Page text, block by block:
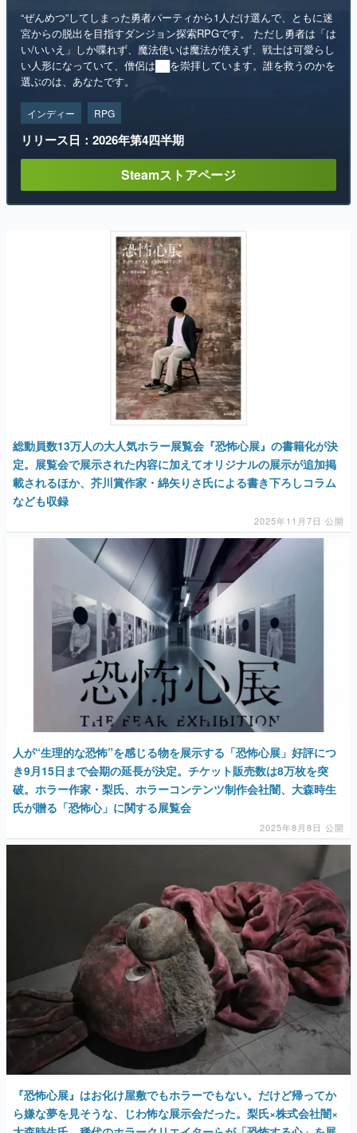
“ぜんめつ”してしまった勇者パーティから1人だけ選んで、ともに迷
宮からの脱出を目指すダンジョン探索RPGです。 ただし勇者は「は
い/いいえ」しか喋れず、魔法使いは魔法が使えず、戦士は可愛らし
い人形になっていて、僧侶は██を崇拝しています。誰を救うのかを
選ぶのは、あなたです。
インディー RPG
リリース日：2026年第4四半期
Steamストアページ
総動員数13万人の大人気ホラー展覧会『恐怖心展』の書籍化が決
定。展覧会で展示された内容に加えてオリジナルの展示が追加掲
載されるほか、芥川賞作家・綿矢りさ氏による書き下ろしコラム
なども収録
2025年11月7日 公開
人が“生理的な恐怖”を感じる物を展示する「恐怖心展」好評につ
き9月15日まで会期の延長が決定。チケット販売数は8万枚を突
破。ホラー作家・梨氏、ホラーコンテンツ制作会社闇、大森時生
氏が贈る「恐怖心」に関する展覧会
2025年8月8日 公開
『恐怖心展』はお化け屋敷でもホラーでもない。だけど帰ってか
ら嫌な夢を見そうな、じわ怖な展示会だった。梨氏×株式会社闇×